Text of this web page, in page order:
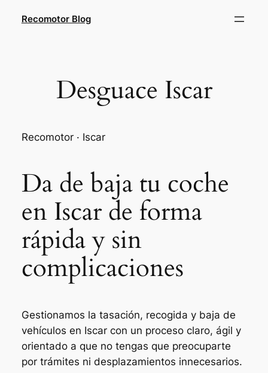
Recomotor Blog
Desguace Iscar
Recomotor · Iscar
Da de baja tu coche
en Iscar de forma
rápida y sin
complicaciones
Gestionamos la tasación, recogida y baja de
vehículos en Iscar con un proceso claro, ágil y
orientado a que no tengas que preocuparte
por trámites ni desplazamientos innecesarios.